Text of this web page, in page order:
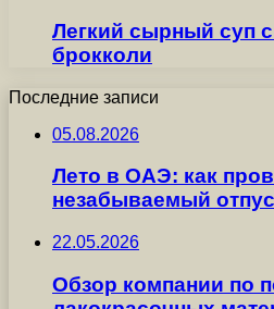
Легкий сырный суп
брокколи
Последние записи
05.08.2026
Лето в ОАЭ: как
незабываемый
22.05.2026
Обзор компании по